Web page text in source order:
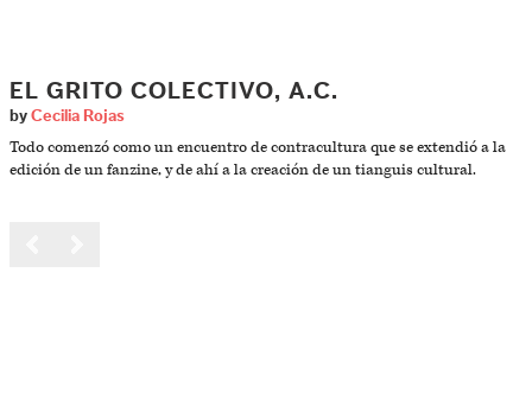
EL GRITO COLECTIVO, A.C.
by Cecilia Rojas
Todo comenzó como un encuentro de contracultura que se extendió a la
edición de un fanzine, y de ahí a la creación de un tianguis cultural.